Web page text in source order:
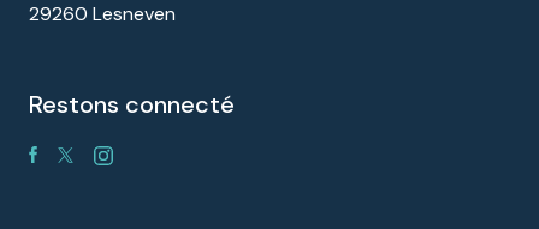
29260 Lesneven
restons connecté